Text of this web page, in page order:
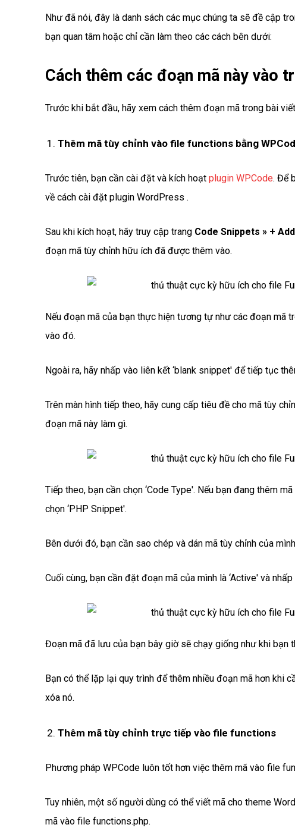
Như đã nói, đây là danh sách các mục chúng ta sẽ đề cập
bạn quan tâm hoặc chỉ cần làm theo các cách bên dưới:
Cách thêm các đoạn mã này vào
Trước khi bắt đầu, hãy xem cách thêm đoạn mã trong bài
Thêm mã tùy chỉnh vào file functions bằng
Trước tiên, bạn cần cài đặt và kích hoạt plugin WPCode. Để
về cách cài đặt plugin WordPress .
Sau khi kích hoạt, hãy truy cập trang Code Snippets » +
đoạn mã tùy chỉnh hữu ích đã được thêm vào.
Nếu đoạn mã của bạn thực hiện tương tự như các đoạn
vào đó.
Ngoài ra, hãy nhấp vào liên kết ‘blank snippet' để tiếp tục
Trên màn hình tiếp theo, hãy cung cấp tiêu đề cho mã tùy
đoạn mã này làm gì.
Tiếp theo, bạn cần chọn ‘Code Type'. Nếu bạn đang thêm
chọn ‘PHP Snippet'.
Bên dưới đó, bạn cần sao chép và dán mã tùy chỉnh của
Cuối cùng, bạn cần đặt đoạn mã của mình là ‘Active' và nhấp
Đoạn mã đã lưu của bạn bây giờ sẽ chạy giống như khi bạn
Bạn có thể lặp lại quy trình để thêm nhiều đoạn mã hơn khi
xóa nó.
Thêm mã tùy chỉnh trực tiếp vào file functions
Phương pháp WPCode luôn tốt hơn việc thêm mã vào file
Tuy nhiên, một số người dùng có thể viết mã cho theme
mã vào file functions.php.